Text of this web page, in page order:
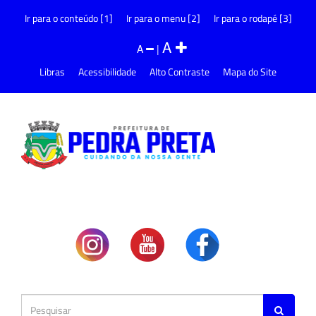
Ir para o conteúdo [1] Ir para o menu [2] Ir para o rodapé [3]
A |A
Libras Acessibilidade Alto Contraste Mapa do Site